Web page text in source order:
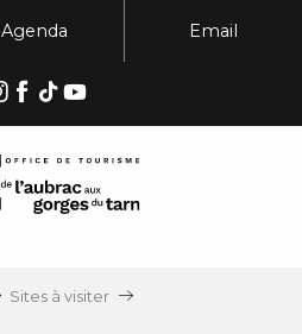
Agenda Email
Sites à visiter